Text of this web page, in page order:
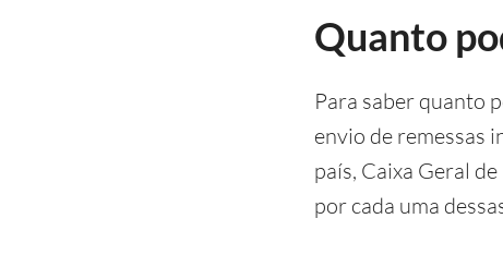
Quanto
Para saber quanto
envio de remessas
país, Caixa Geral
por cada uma